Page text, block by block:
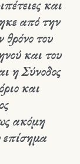
και
από την
του
και του
η Σύνοδος
και
ακόμη
επίσημα